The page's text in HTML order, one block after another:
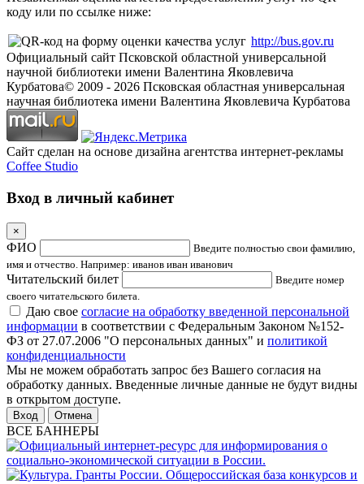
коду или по ссылке ниже:
http://bus.gov.ru
Официальный сайт Псковской областной универсальной
научной библиотеки имени Валентина Яковлевича
Курбатова© 2009 - 2026 Псковская областная универсальная
научная библиотека имени Валентина Яковлевича Курбатова
Сайт сделан на основе дизайна агентства интернет-рекламы
Coffee Studio
Вход в личный кабинет
×
ФИО
Введите полностью свои фамилию,
имя и отчество. Например: иванов иван иванович
Читательский билет
Введите номер
своего читательского билета.
Даю свое согласие на обработку введенной персональной
информации в соответствии с Федеральным Законом №152-
ФЗ от 27.07.2006 "О персональных данных" и политикой
конфиденциальности
Мы не можем обработать запрос без Вашего согласия на
обработку данных. Введенные личные данные не будут видны
в открытом доступе.
Отмена
ВСЕ БАННЕРЫ